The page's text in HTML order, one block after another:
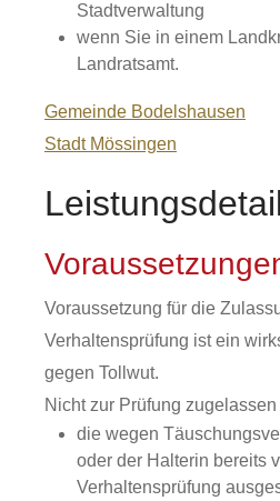
Stadtverwaltung
wenn Sie in einem
Landratsamt.
Gemeinde Bodelshausen
Stadt Mössingen
Voraussetzung für die
Verhaltensprüfung ist ein
gegen Tollwut.
Nicht zur Prüfung
die wegen
oder der Halterin bereits
Verhaltensprüfung